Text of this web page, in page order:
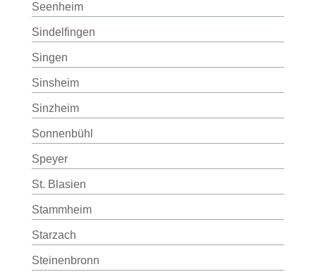
Seenheim
Sindelfingen
Singen
Sinsheim
Sinzheim
Sonnenbühl
Speyer
St. Blasien
Stammheim
Starzach
Steinenbronn